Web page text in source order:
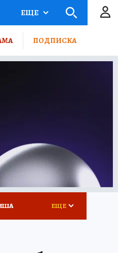
ЕЩЕ
ПОДПИСКА
ЕЩЕ